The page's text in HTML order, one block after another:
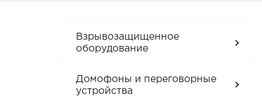
Взрывозащищенное
оборудование
Домофоны и переговорные
устройства